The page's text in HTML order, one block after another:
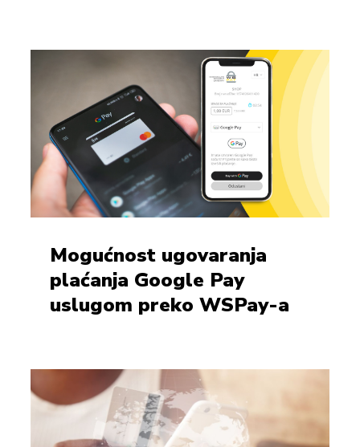
Mogućnost ugovaranja
plaćanja Google Pay
uslugom preko WSPay-a